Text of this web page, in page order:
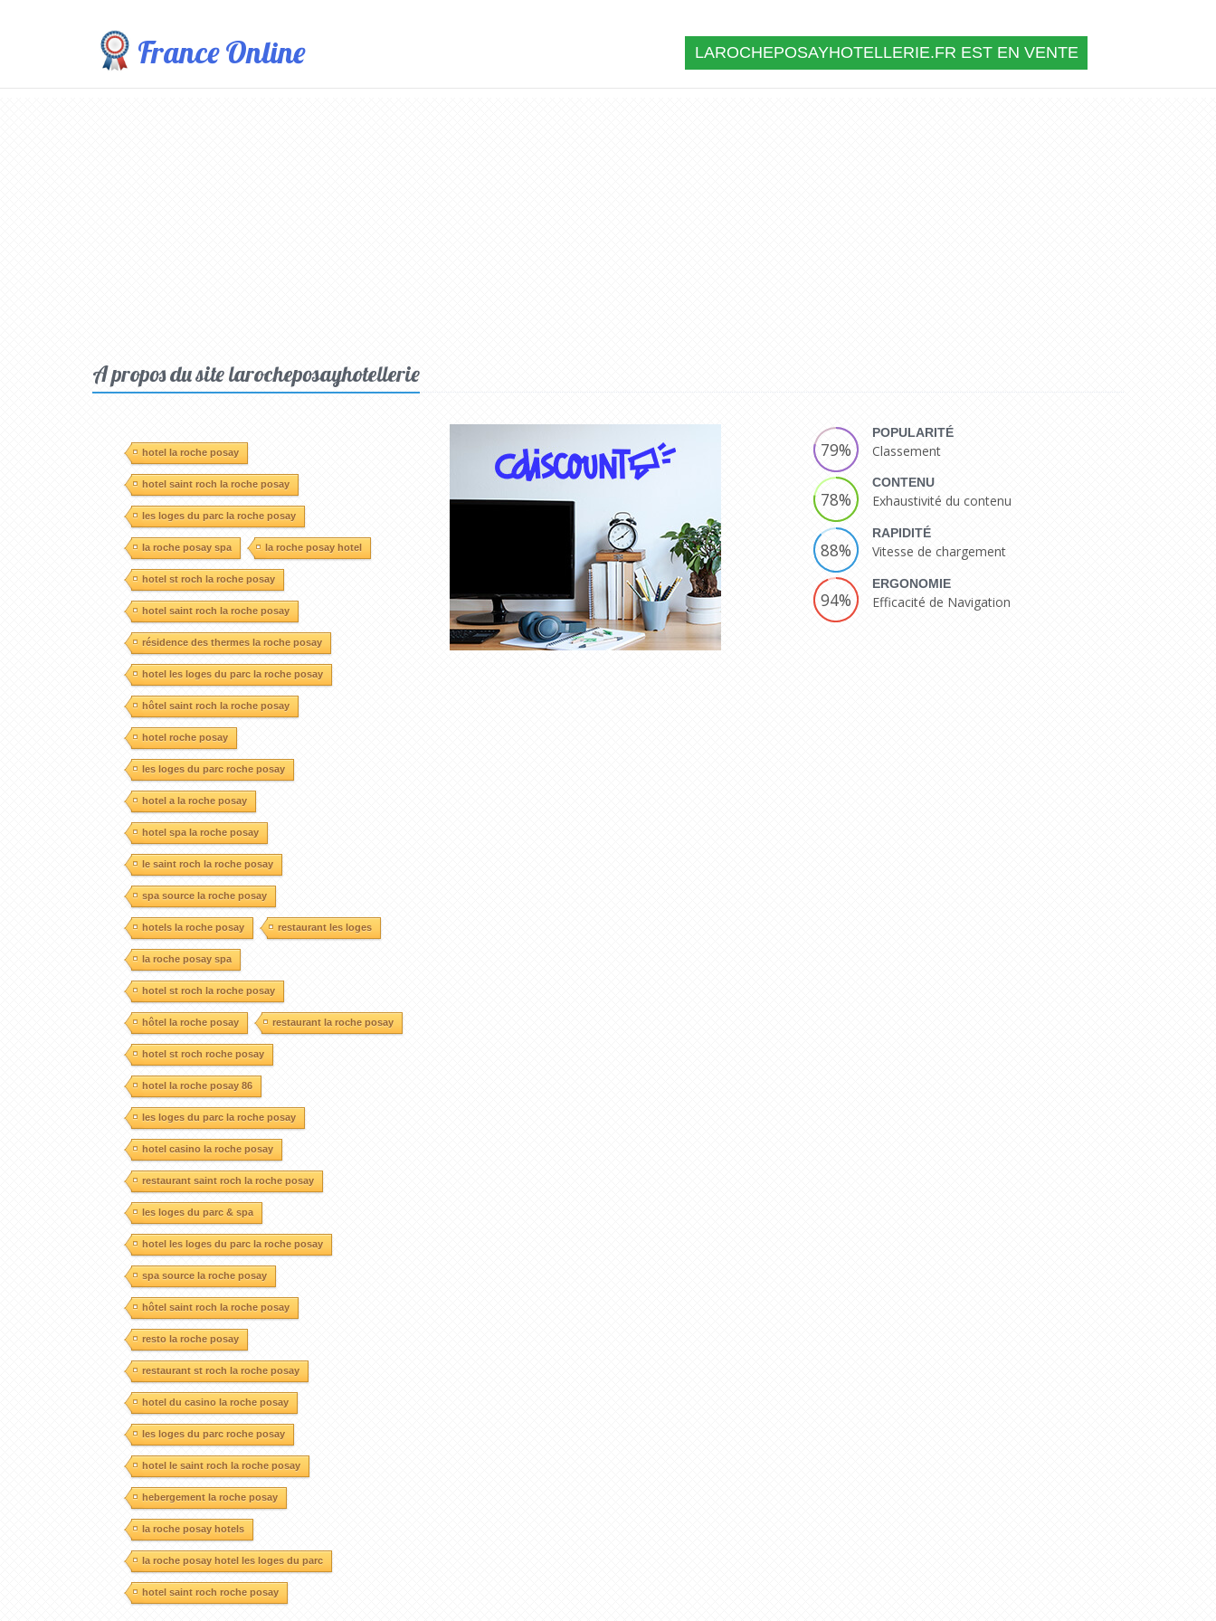
France Online LAROCHEPOSAYHOTELLERIE.FR EST EN VENTE
A propos du site larocheposayhotellerie
hotel la roche posay
hotel saint roch la roche posay
les loges du parc la roche posay
la roche posay spa la roche posay hotel
hotel st roch la roche posay
hotel saint roch la roche posay
résidence des thermes la roche posay
hotel les loges du parc la roche posay
hôtel saint roch la roche posay
hotel roche posay
les loges du parc roche posay
hotel a la roche posay
hotel spa la roche posay
le saint roch la roche posay
spa source la roche posay
hotels la roche posay restaurant les loges
la roche posay spa
hotel st roch la roche posay
hôtel la roche posay restaurant la roche posay
hotel st roch roche posay
hotel la roche posay 86
les loges du parc la roche posay
hotel casino la roche posay
restaurant saint roch la roche posay
les loges du parc & spa
hotel les loges du parc la roche posay
spa source la roche posay
hôtel saint roch la roche posay
resto la roche posay
restaurant st roch la roche posay
hotel du casino la roche posay
les loges du parc roche posay
hotel le saint roch la roche posay
hebergement la roche posay
la roche posay hotels
la roche posay hotel les loges du parc
hotel saint roch roche posay
79%
POPULARITÉ
Classement
78%
CONTENU
Exhaustivité du contenu
88%
RAPIDITÉ
Vitesse de chargement
94%
ERGONOMIE
Efficacité de Navigation